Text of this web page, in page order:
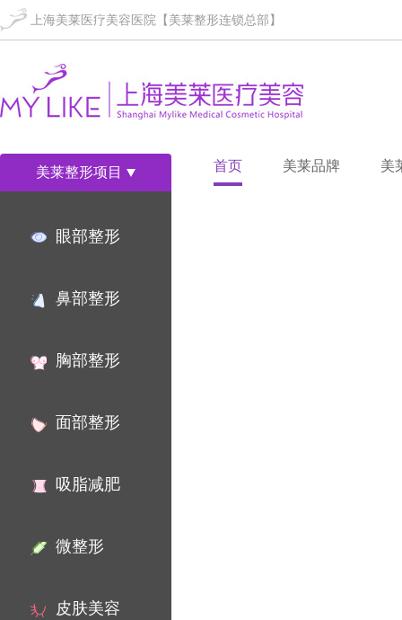
上海美莱医疗美容医院【美莱整形连锁总部】
美莱整形项目
眼部整形
鼻部整形
胸部整形
面部整形
吸脂减肥
微整形
皮肤美容
首页 美莱品牌 美